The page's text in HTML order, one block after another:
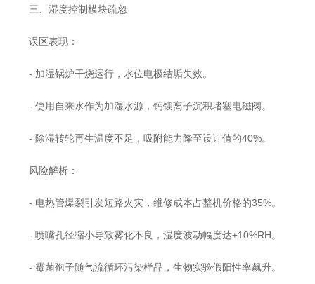
三、湿度控制模块疏忽
误区表现：
- 加湿锅炉干烧运行，水位电极结垢失效。
- 使用自来水作为加湿水源，钙镁离子沉积堵塞电磁阀。
- 除湿转轮再生温度不足，吸附能力降至设计值的40%。
风险解析：
- 电热管爆裂引发短路火灾，维修成本占整机价格的35%。
- 喷嘴孔径缩小导致雾化不良，湿度波动幅度达±10%RH。
- 霉菌孢子随气流循环污染样品，生物实验假阳性率飙升。